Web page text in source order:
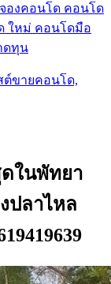
องคอนโด คอนโด
ใหม่ คอนโดมือ
ดทุน
ต์ขายคอนโด,
ในพัทยา
ปลาไหล